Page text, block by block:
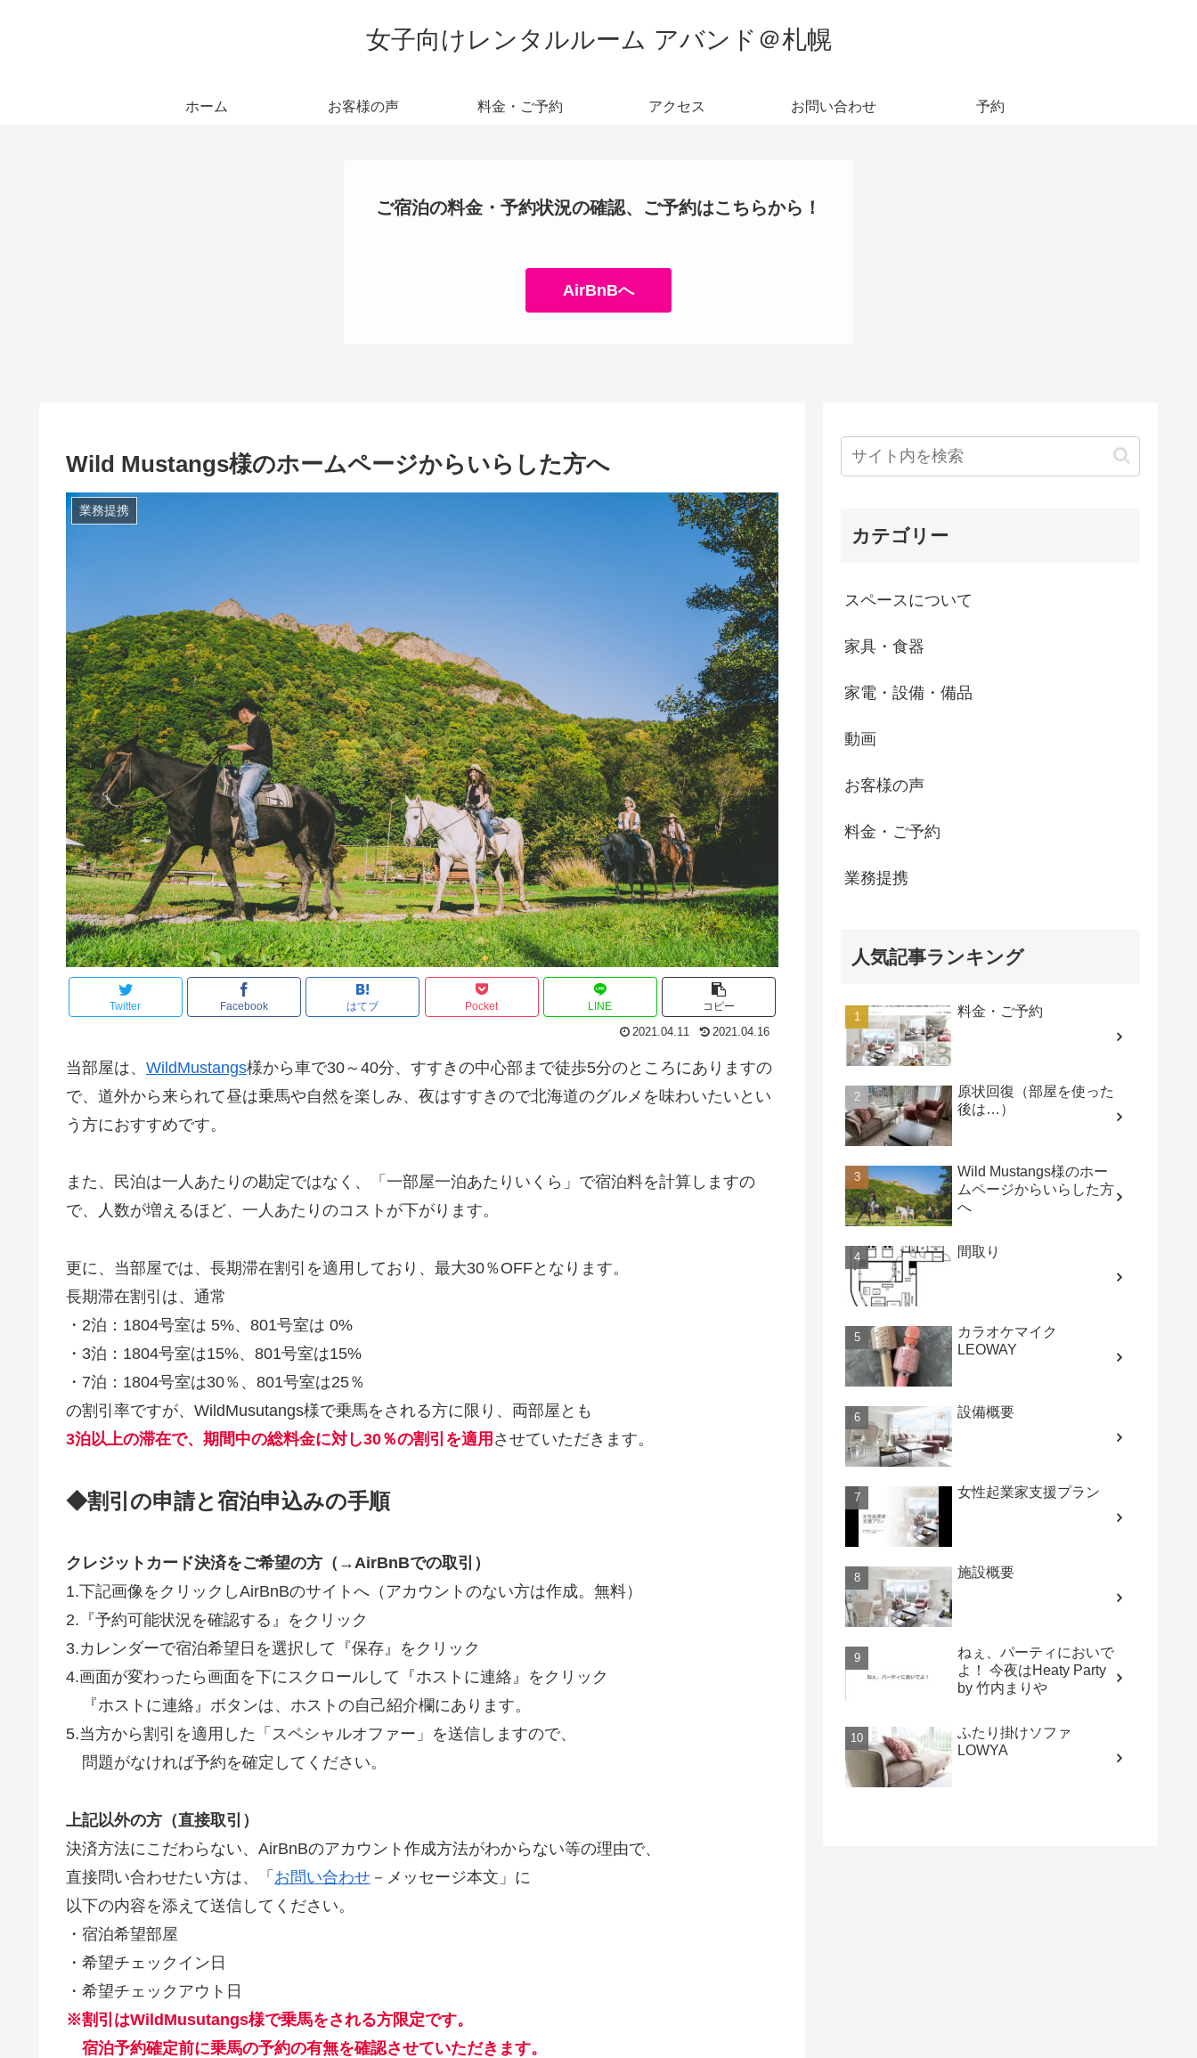
女子向けレンタルルーム アバンド＠札幌
ホーム お客様の声 料金・ご予約 アクセス お問い合わせ 予約
ご宿泊の料金・予約状況の確認、ご予約はこちらから！
AirBnBへ
Wild Mustangs様のホームページからいらした方へ
業務提携
Twitter Facebook はてブ Pocket LINE コピー
2021.04.11 2021.04.16
当部屋は、 WildMustangs様から車で30～40分、すすきの中心部まで徒歩5分のところにありますの
で、道外から来られて昼は乗馬や自然を楽しみ、夜はすすきので北海道のグルメを味わいたいとい
う方におすすめです。
また、民泊は一人あたりの勘定ではなく、「一部屋一泊あたりいくら」で宿泊料を計算しますの
で、人数が増えるほど、一人あたりのコストが下がります。
更に、当部屋では、長期滞在割引を適用しており、最大30％OFFとなります。
長期滞在割引は、通常
・2泊：1804号室は 5%、801号室は 0%
・3泊：1804号室は15%、801号室は15%
・7泊：1804号室は30％、801号室は25％
の割引率ですが、WildMusutangs様で乗馬をされる方に限り、両部屋とも
3泊以上の滞在で、期間中の総料金に対し30％の割引を適用 させていただきます。
◆割引の申請と宿泊申込みの手順
クレジットカード決済をご希望の方 （→AirBnBでの取引）
1.下記画像をクリックしAirBnBのサイトへ（アカウントのない方は作成。無料）
2.『予約可能状況を確認する』をクリック
3.カレンダーで宿泊希望日を選択して『保存』をクリック
4.画面が変わったら画面を下にスクロールして『ホストに連絡』をクリック
『ホストに連絡』ボタンは、ホストの自己紹介欄にあります。
5.当方から割引を適用した「スペシャルオファー」を送信しますので、
問題がなければ予約を確定してください。
上記以外の方（直接取引）
決済方法にこだわらない、AirBnBのアカウント作成方法がわからない等の理由で、
直接問い合わせたい方は、「 お問い合わせ －メッセージ本文」に
以下の内容を添えて送信してください。
・宿泊希望部屋
・希望チェックイン日
・希望チェックアウト日
※割引はWildMusutangs様で乗馬をされる方限定です。
宿泊予約確定前に乗馬の予約の有無を確認させていただきます。
カテゴリー
スペースについて
家具・食器
家電・設備・備品
動画
お客様の声
料金・ご予約
業務提携
人気記事ランキング
料金・ご予約
原状回復（部屋を使った
後は…）
Wild Mustangs様のホー
ムページからいらした方
へ
間取り
カラオケマイク
LEOWAY
設備概要
女性起業家支援プラン
施設概要
ねぇ、パーティにおいで
よ！ 今夜はHeaty Party
by 竹内まりや
ふたり掛けソファ
LOWYA